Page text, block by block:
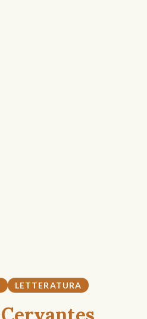
LETTERATURA